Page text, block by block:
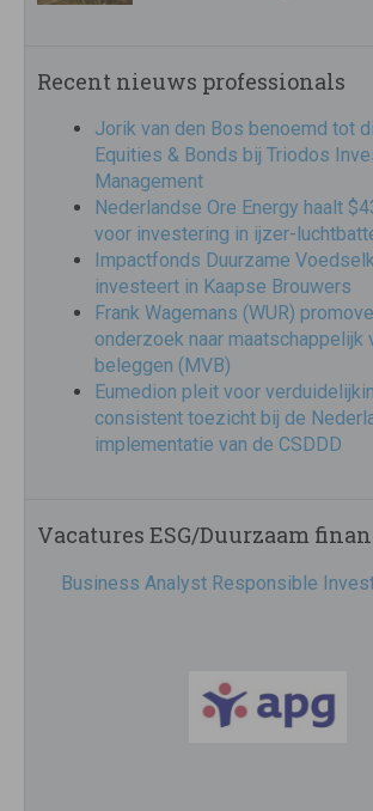
Recent nieuws professionals
Jorik van den Bos benoemd tot
Equities & Bonds bij Triodos
Management
Nederlandse Ore Energy haalt
voor investering in ijzer-
Impactfonds Duurzame
investeert in Kaapse Brouwers
Frank Wagemans (WUR)
onderzoek naar maatschappelijk
beleggen (MVB)
Eumedion pleit voor
consistent toezicht bij de
implementatie van de CSDDD
Vacatures ESG/Duurzaam
Business Analyst Responsible